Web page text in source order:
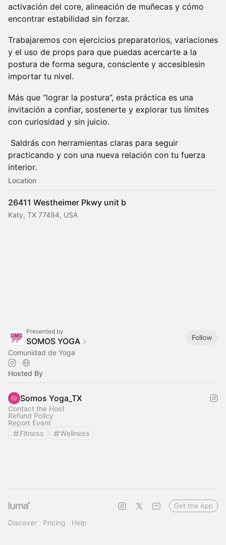
activación del core, alineación de muñecas y cómo
encontrar estabilidad sin forzar.
Trabajaremos con ejercicios preparatorios, variaciones
y el uso de props para que puedas acercarte a la
postura de forma segura, consciente y accesiblesin
importar tu nivel.
Más que “lograr la postura”, esta práctica es una
invitación a confiar, sostenerte y explorar tus límites
con curiosidad y sin juicio.
Saldrás con herramientas claras para seguir
practicando y con una nueva relación con tu fuerza
interior.
Location
26411 Westheimer Pkwy unit b
Katy, TX 77494, USA
Presented by
SOMOS YOGA
Follow
Comunidad de Yoga
Hosted By
Somos Yoga_TX
Contact the Host
Refund Policy
Report Event
Fitness
Wellness
Discover Pricing Help
Get the App